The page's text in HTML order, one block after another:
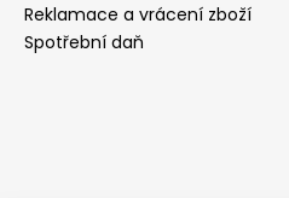
Reklamace a vrácení zboží
Spotřební daň